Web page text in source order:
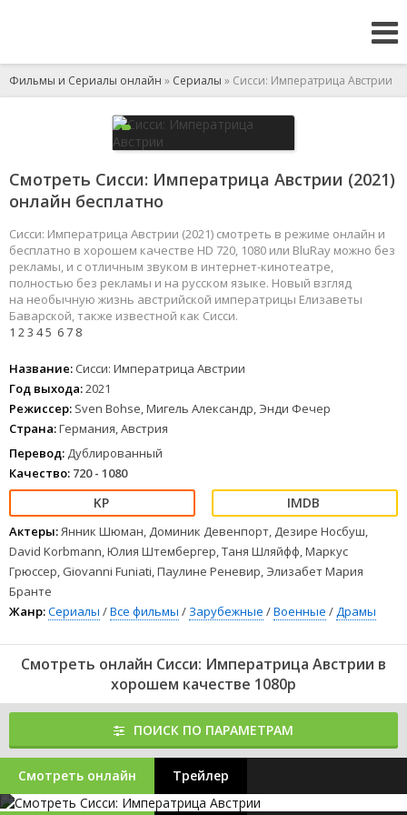
Фильмы и Сериалы онлайн » Сериалы » Сисси: Императрица Австрии
Смотреть Сисси: Императрица Австрии (2021)
онлайн бесплатно
Сисси: Императрица Австрии (2021) смотреть в режиме онлайн и
бесплатно в хорошем качестве HD 720, 1080 или BluRay можно без
рекламы, и с отличным звуком в интернет-кинотеатре,
полностью без рекламы и на русском языке. Новый взгляд
на необычную жизнь австрийской императрицы Елизаветы
Баварской, также известной как Сисси.
1 23 45 67 8
Название: Сисси: Императрица Австрии
Год выхода:2021
Режиссер: Sven Bohse, Мигель Александр, Энди Фечер
Страна:Германия, Австрия
Перевод: Дублированный
Качество: 720 - 1080
Актеры:Янник Шюман, Доминик Девенпорт, Дезире Носбуш,
David Korbmann, Юлия Штембергер, Таня Шляйфф, Маркус
Грюссер, Giovanni Funiati, Паулине Реневир, Элизабет Мария
Бранте
Жанр:Сериалы /Все фильмы / Зарубежные /Военные /Драмы
Смотреть онлайн Сисси: Императрица Австрии в
хорошем качестве 1080p
ПОИСК ПО ПАРАМЕТРАМ
Смотреть онлайн Трейлер